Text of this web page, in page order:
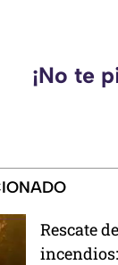
¡No te
Rescate